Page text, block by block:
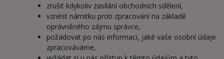
zrušit kdykoliv zasílání obchodních sdělení,
vznést námitku proti zpracování na základě
oprávněného zájmu správce,
požadovat po nás informaci, jaké vaše osobní údaje
zpracováváme,